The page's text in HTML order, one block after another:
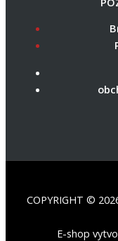
COPYRIGHT ©
E-shop